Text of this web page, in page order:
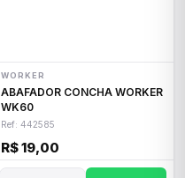
WORKER
ABAFADOR CONCHA WORKER
WK60
Ref: 442585
R$ 19,00